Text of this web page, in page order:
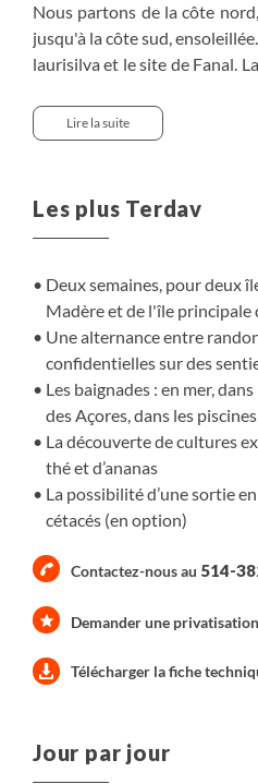
Nous partons de la côte
jusqu'à la côte sud,
laurisilva et le site de Fanal.
Miguel. Nous découvrons des
de sable noir, des plantations
ce cadre enchanteur que
randonnée et de découverte.
Lire la suite
Les plus Terdav
Deux semaines, pour deux
Madère et de l'île principale
Une alternance entre
confidentielles sur des
Les baignades : en mer,
des Açores, dans les
La découverte de cultures
thé et d’ananas
La possibilité d’une sortie
cétacés (en option)
Contactez-nous au 514-
Demander une
Télécharger la fiche
Jour par jour